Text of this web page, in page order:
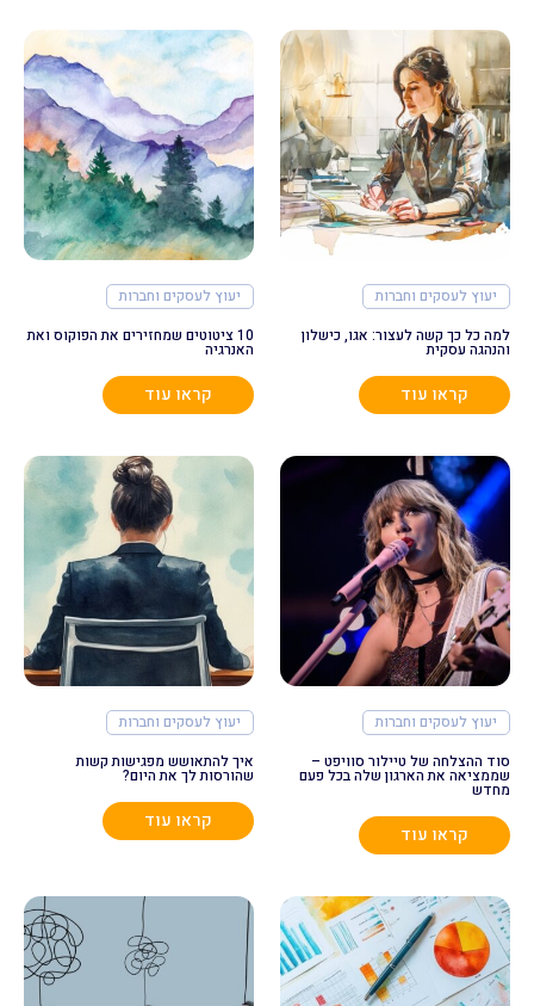
יעוץ לעסקים וחברות
למה כל כך קשה לעצור: אגו, כישלון
והנהגה עסקית
קראו עוד
יעוץ לעסקים וחברות
10 ציטוטים שמחזירים את הפוקוס ואת
האנרגיה
קראו עוד
יעוץ לעסקים וחברות
סוד ההצלחה של טיילור סוויפט –
שממציאה את הארגון שלה בכל פעם
מחדש
קראו עוד
יעוץ לעסקים וחברות
איך להתאושש מפגישות קשות
שהורסות לך את היום?
קראו עוד